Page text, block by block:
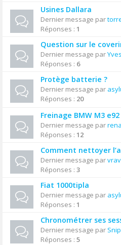
Usines Dallara
Dernier message par
Réponses : 1
Question sur le
Dernier message par
Réponses : 6
Protège batterie ?
Dernier message par
Réponses : 20
Freinage BMW M3
Dernier message par
Réponses : 12
Comment nettoyer
Dernier message par
Réponses : 3
Fiat 1000tipla
Dernier message par
Réponses : 1
Chronométrer ses
Dernier message par
Réponses : 5